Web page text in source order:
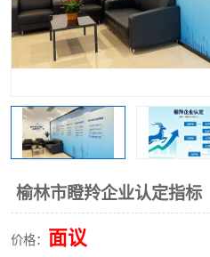
榆林市瞪羚企业认定指标
价格： 面议